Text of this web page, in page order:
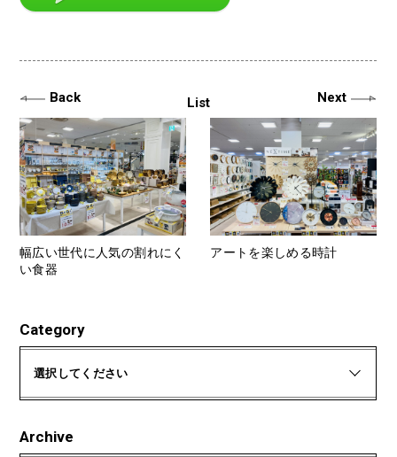
Back
幅広い世代に人気の割れにく
い食器
アートを楽しめる時計
Next
List
Category
選択してください
Archive